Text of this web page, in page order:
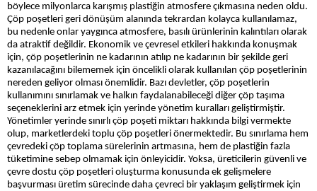
böylece milyonlarca karışmış plastiğin atmosfere çıkmasına neden oldu.
Çöp poşetleri geri dönüşüm alanında tekrardan kolayca kullanılamaz,
bu nedenle onlar yaygınca atmosfere, basılı ürünlerinin kalıntıları olarak
da atraktif değildir. Ekonomik ve çevresel etkileri hakkında konuşmak
için, çöp poşetlerinin ne kadarının atılıp ne kadarının bir şekilde geri
kazanılacağını bilememek için öncelikli olarak kullanılan çöp poşetlerinin
nereden geliyor olması önemlidir. Bazı devletler, çöp poşetlerin
kullanımını sınırlamak ve halkın faydalanabileceği diğer çöp taşıma
seçeneklerini arz etmek için yerinde yönetim kuralları geliştirmiştir.
Yönetimler yerinde sınırlı çöp poşeti miktarı hakkında bilgi vermekte
olup, marketlerdeki toplu çöp poşetleri önermektedir. Bu sınırlama hem
çevredeki çöp toplama sürelerinin artmasına, hem de plastiğin fazla
tüketimine sebep olmamak için önleyicidir. Yoksa, üreticilerin güvenli ve
çevre dostu çöp poşetleri oluşturma konusunda ek gelişmelere
başvurması üretim sürecinde daha çevreci bir yaklaşım geliştirmek için